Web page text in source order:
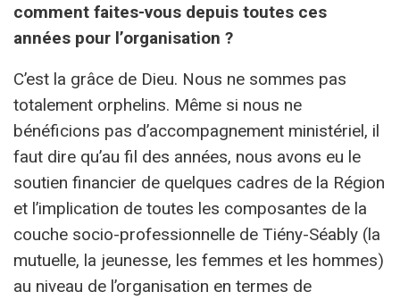
comment faites-vous depuis toutes ces
années pour l’organisation ?
C’est la grâce de Dieu. Nous ne sommes pas
totalement orphelins. Même si nous ne
bénéficions pas d’accompagnement ministériel, il
faut dire qu’au fil des années, nous avons eu le
soutien financier de quelques cadres de la Région
et l’implication de toutes les composantes de la
couche socio-professionnelle de Tiény-Séably (la
mutuelle, la jeunesse, les femmes et les hommes)
au niveau de l’organisation en termes de